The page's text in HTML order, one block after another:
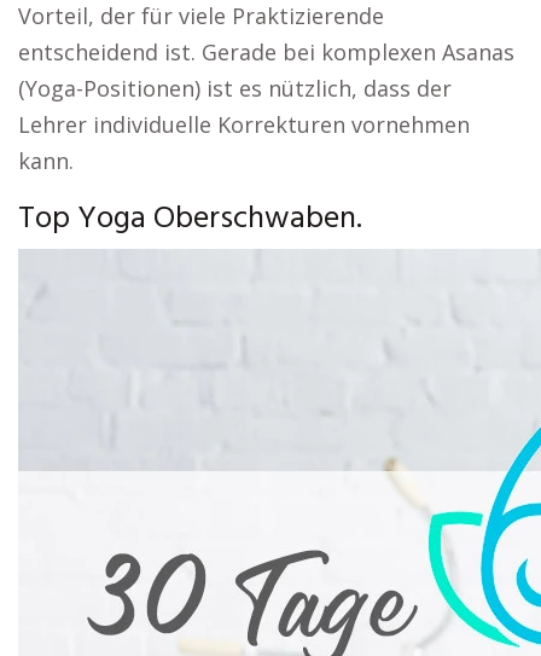
Vorteil, der für viele Praktizierende
entscheidend ist. Gerade bei komplexen Asanas
(Yoga-Positionen) ist es nützlich, dass der
Lehrer individuelle Korrekturen vornehmen
kann.
Top Yoga Oberschwaben.